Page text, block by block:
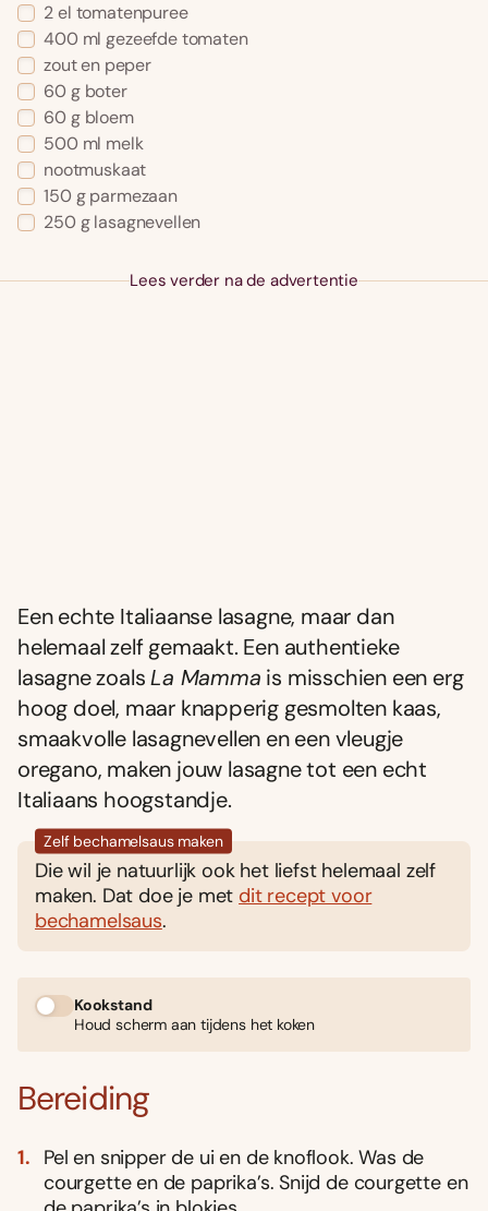
2el tomatenpuree
400 ml gezeefde tomaten
zout en peper
60 g boter
60 g bloem
500 ml melk
nootmuskaat
150 g parmezaan
250 g lasagnevellen
Lees verder na de advertentie
Een echte Italiaanse lasagne, maar dan
helemaal zelf gemaakt. Een authentieke
lasagne zoalsLa Mamma is misschien een erg
hoog doel, maar knapperig gesmolten kaas,
smaakvolle lasagnevellen en een vleugje
oregano, maken jouw lasagne tot een echt
Italiaans hoogstandje.
Zelf bechamelsaus maken
Die wil je natuurlijk ook het liefst helemaal zelf
maken. Dat doe je met dit recept voor
bechamelsaus.
Kookstand
Houd scherm aan tijdens het koken
Bereiding
Pel en snipper de ui en de knoflook. Was de
courgette en de paprika’s. Snijd de courgette en